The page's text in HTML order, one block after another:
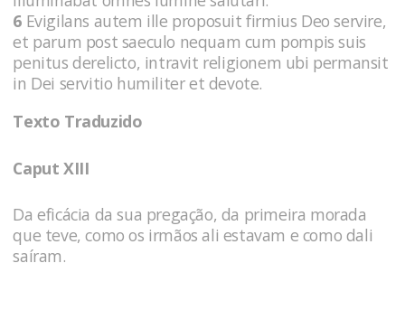
6 Evigilans autem ille proposuit firmius Deo servire,
et parum post saeculo nequam cum pompis suis
penitus derelicto, intravit religionem ubi permansit
in Dei servitio humiliter et devote.
Texto Traduzido
Caput XIII
Da eficácia da sua pregação, da primeira morada
que teve, como os irmãos ali estavam e como dali
saíram.